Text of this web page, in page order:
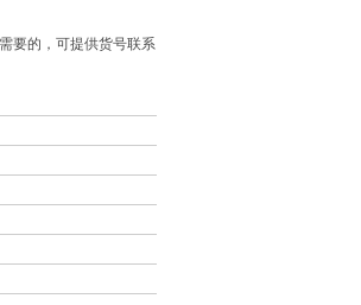
要的，可提供货号联系